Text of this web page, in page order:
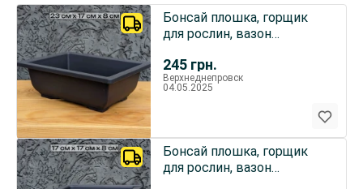
245 грн.
Бонсай плошка, горщик
для рослин, вазон
Верхнеднепровск
04.05.2025
Бонсай плошка, горщик
для рослин, вазон